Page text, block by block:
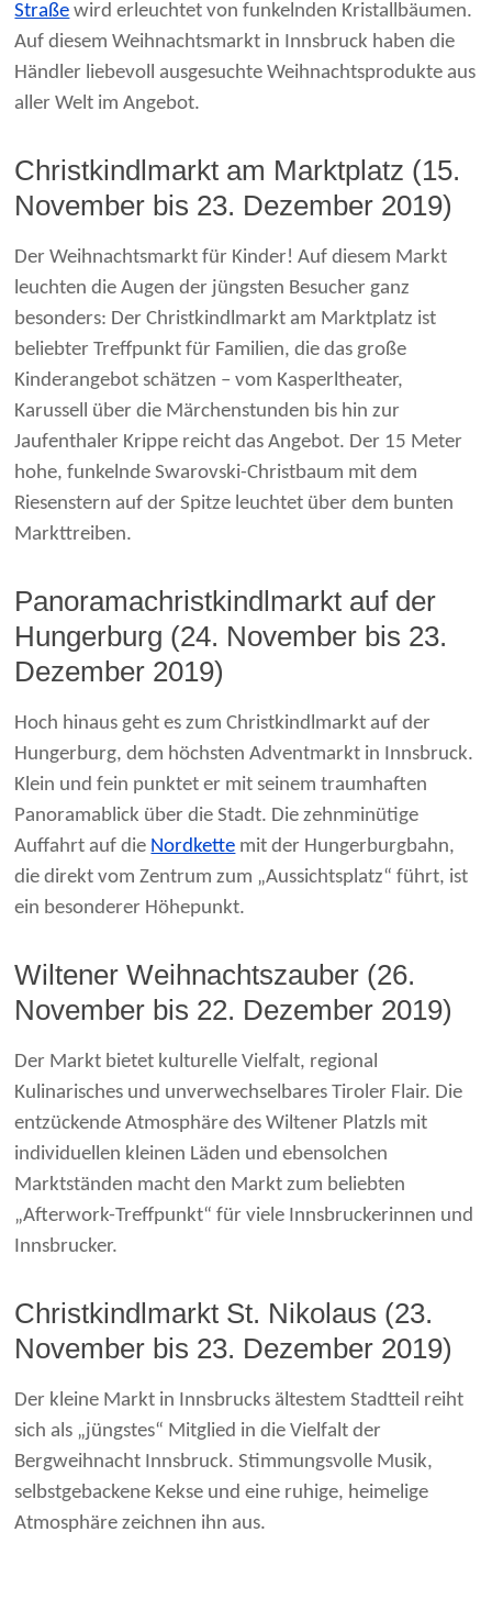
Straße wird erleuchtet von funkelnden Kristallbäumen.
Auf diesem Weihnachtsmarkt in Innsbruck haben die
Händler liebevoll ausgesuchte Weihnachtsprodukte aus
aller Welt im Angebot.
Christkindlmarkt am Marktplatz (15.
November bis 23. Dezember 2019)
Der Weihnachtsmarkt für Kinder! Auf diesem Markt
leuchten die Augen der jüngsten Besucher ganz
besonders: Der Christkindlmarkt am Marktplatz ist
beliebter Treffpunkt für Familien, die das große
Kinderangebot schätzen – vom Kasperltheater,
Karussell über die Märchenstunden bis hin zur
Jaufenthaler Krippe reicht das Angebot. Der 15 Meter
hohe, funkelnde Swarovski-Christbaum mit dem
Riesenstern auf der Spitze leuchtet über dem bunten
Markttreiben.
Panoramachristkindlmarkt auf der
Hungerburg (24. November bis 23.
Dezember 2019)
Hoch hinaus geht es zum Christkindlmarkt auf der
Hungerburg, dem höchsten Adventmarkt in Innsbruck.
Klein und fein punktet er mit seinem traumhaften
Panoramablick über die Stadt. Die zehnminütige
Auffahrt auf die Nordkette mit der Hungerburgbahn,
die direkt vom Zentrum zum „Aussichtsplatz“ führt, ist
ein besonderer Höhepunkt.
Wiltener Weihnachtszauber (26.
November bis 22. Dezember 2019)
Der Markt bietet kulturelle Vielfalt, regional
Kulinarisches und unverwechselbares Tiroler Flair. Die
entzückende Atmosphäre des Wiltener Platzls mit
individuellen kleinen Läden und ebensolchen
Marktständen macht den Markt zum beliebten
„Afterwork-Treffpunkt“ für viele Innsbruckerinnen und
Innsbrucker.
Christkindlmarkt St. Nikolaus (23.
November bis 23. Dezember 2019)
Der kleine Markt in Innsbrucks ältestem Stadtteil reiht
sich als „jüngstes“ Mitglied in die Vielfalt der
Bergweihnacht Innsbruck. Stimmungsvolle Musik,
selbstgebackene Kekse und eine ruhige, heimelige
Atmosphäre zeichnen ihn aus.